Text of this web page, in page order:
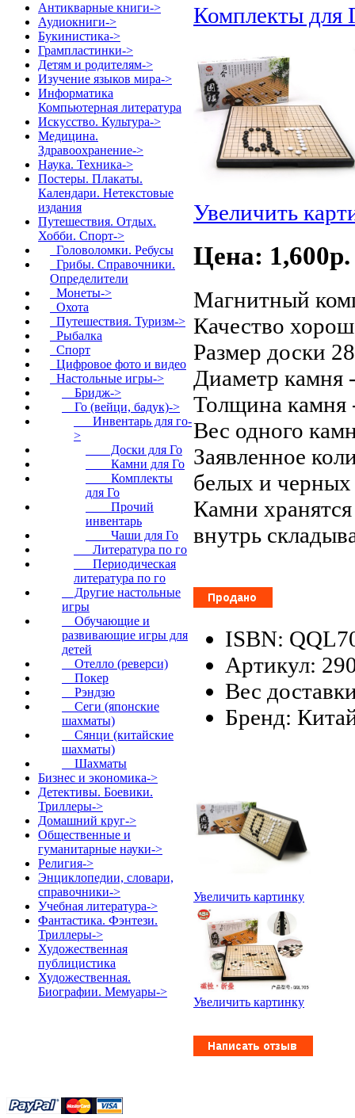
Антикварные книги->
Аудиокниги->
Букинистика->
Грампластинки->
Детям и родителям->
Изучение языков мира->
Информатика
Компьютерная литература
Искусство. Культура->
Медицина.
Здравоохранение->
Наука. Техника->
Постеры. Плакаты.
Календари. Нетекстовые
издания
Путешествия. Отдых.
Хобби. Спорт->
Головоломки. Ребусы
Грибы. Справочники.
Определители
Монеты->
Охота
Путешествия. Туризм->
Рыбалка
Спорт
Цифровое фото и видео
Настольные игры->
Бридж->
Го (вейци, бадук)->
Инвентарь для го-
>
Доски для Го
Камни для Го
Комплекты
для Го
Прочий
инвентарь
Чаши для Го
Литература по го
Периодическая
литература по го
Другие настольные
игры
Обучающие и
развивающие игры для
детей
Отелло (реверси)
Покер
Рэндзю
Сеги (японские
шахматы)
Сянци (китайские
шахматы)
Шахматы
Бизнес и экономика->
Детективы. Боевики.
Триллеры->
Домашний круг->
Общественные и
гуманитарные науки->
Религия->
Энциклопедии, словари,
справочники->
Учебная литература->
Фантастика. Фэнтези.
Триллеры->
Художественная
публицистика
Художественная.
Биографии. Мемуары->
Комплекты для
Увеличить
Цена: 1,600p.
Магнитный
Качество
Размер доски
Диаметр камня
Толщина камня
Вес одного
Заявленное
белых и черных
Камни
внутрь
ISBN:
Артикул:
Вес
Бренд:
Увеличить картинку
Увеличить картинку